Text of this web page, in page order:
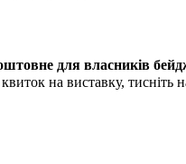
для власників
на виставку, тисніть